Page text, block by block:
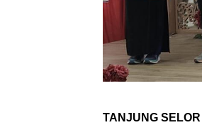
TANJUNG